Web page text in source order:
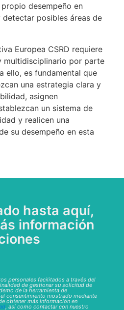
desempeño en
posibles áreas de
Europea CSRD requiere
multidisciplinario por parte
ello, es fundamental que
una estrategia clara y
asignen
un sistema de
y realicen una
su desempeño en esta
hasta aquí,
información
personales facilitados a través del
de gestionar su solicitud de
de la herramienta de
el consentimiento mostrado mediante
obtener más información en
, así como contactar con nuestro